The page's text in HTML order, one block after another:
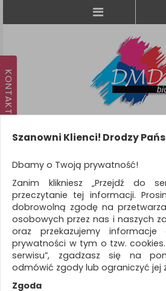
KATEGORIE
WSZYSTKIE KATEGORIE
FILTRY
REKLAMA
Szanowni Klienci! Drodzy
Dbamy o Twoją prywatność!
Zanim klikniesz „Przejdź do
przeczytanie tej informacji.
dobrowolną zgodę na
osobowych przez nas i naszych
oraz przekazujemy
prywatności w tym o tzw. cookies.
serwisu”, zgadzasz się na
odmówić zgody lub ograniczyć jej
Zgoda